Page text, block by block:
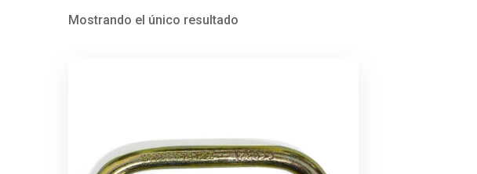
Mostrando el único resultado